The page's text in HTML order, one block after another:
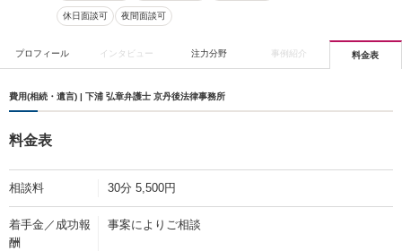
休日面談可 夜間面談可
プロフィール インタビュー 注力分野 事例紹介 料金表
費用(相続・遺言) | 下浦 弘章弁護士 京丹後法律事務所
料金表
相談料 30分 5,500円
着手金／成功報
酬
事案によりご相談